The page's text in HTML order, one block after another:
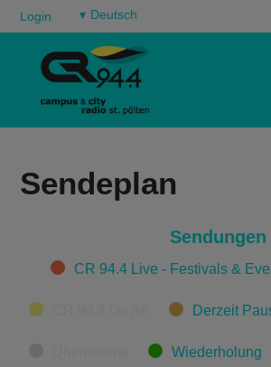
Login ▾
Sendeplan
CategoriesCR 94.4 Live - Festivals &
Derzeit
Wiederholung